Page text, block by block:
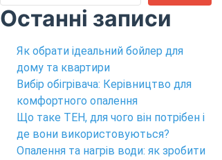
Останні записи
Як обрати ідеальний бойлер для
дому та квартири
Вибір обігрівача: Керівництво для
комфортного опалення
Що таке ТЕН, для чого він потрібен і
де вони використовуються?
Опалення та нагрів води: як зробити